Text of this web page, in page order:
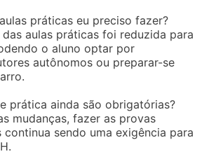
práticas eu preciso fazer?
aulas práticas foi reduzida para
o aluno optar por
autônomos ou preparar-se
prática ainda são obrigatórias?
mudanças, fazer as provas
sendo uma exigência para